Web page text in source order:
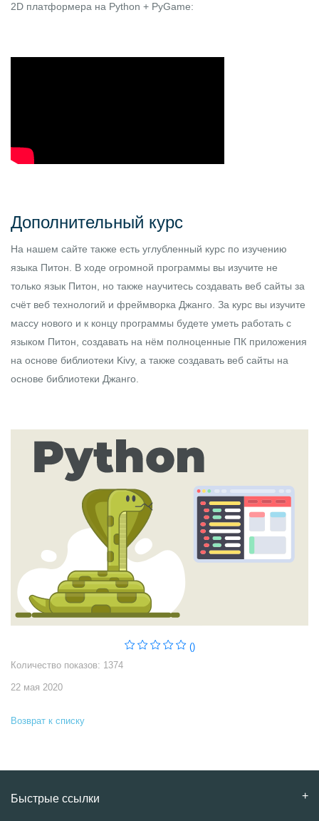
2D платформера на Python + PyGame:
Дополнительный курс
На нашем сайте также есть углубленный курс по изучению
языка Питон. В ходе огромной программы вы изучите не
только язык Питон, но также научитесь создавать веб сайты за
счёт веб технологий и фреймворка Джанго. За курс вы изучите
массу нового и к концу программы будете уметь работать с
языком Питон, создавать на нём полноценные ПК приложения
на основе библиотеки Kivy, а также создавать веб сайты на
основе библиотеки Джанго.
()
Количество показов: 1374
22 мая 2020
Возврат к списку
Быстрые ссылки